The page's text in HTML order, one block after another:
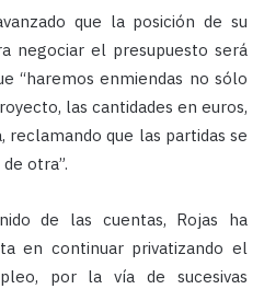
que la posición de su
negociar el presupuesto será
“haremos enmiendas no sólo
las cantidades en euros,
reclamando que las partidas se
otra”.
de las cuentas, Rojas ha
en continuar privatizando el
por la vía de sucesivas